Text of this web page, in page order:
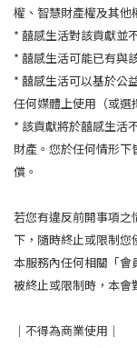
權、智慧財產權及其他
* 囍感生活對該貢獻並
* 囍感生活可能已有與
* 囍感生活可以基於公
任何媒體上使用（或選
* 該貢獻將於囍感生活
財產。您於任何情形
償。
若您有違反前開事項之
下，隨時終止或限制
本服務內任何相關「會
被終止或限制時，本會
｜不得為商業使用｜